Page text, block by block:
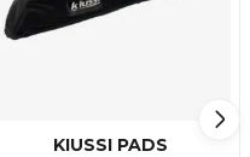
KIUSSI PADS